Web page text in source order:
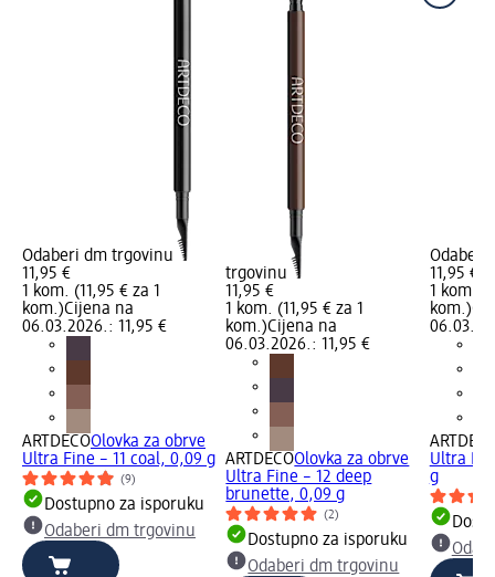
Odaberi dm trgovinu
11,95 €
1 kom. (11,95 € za 1
kom.)Cijena na
06.03.2026.: 11,95 €
ARTDECOOlovka za obrve
Ultra Fine – 11 coal, 0,09 g
(9)
Dostupno za isporuku
Odaberi dm trgovinu
trgovinu
11,95 €
1 kom. (11,95 € za 1
kom.)Cijena na
06.03.2026.: 11,95 €
ARTDECOOlovka za obrve
Ultra Fine – 12 deep
brunette, 0,09 g
(2)
Dostupno za isporuku
Odaberi dm trgovinu
Odaberi
11,95 €
1 kom.
kom.)
Ultra
g